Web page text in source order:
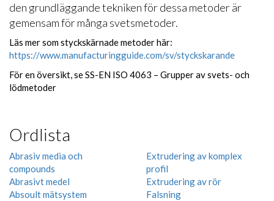
den grundläggande tekniken för dessa metoder är
gemensam för många svetsmetoder.
Läs mer som styckskärnade metoder här:
https://www.manufacturingguide.com/sv/styckskarande
För en översikt, se SS-EN ISO 4063 – Grupper av svets- och
lödmetoder
Ordlista
Abrasiv media och
compounds
Abrasivt medel
Absoult mätsystem
Extrudering av komplex
profil
Extrudering av rör
Falsning